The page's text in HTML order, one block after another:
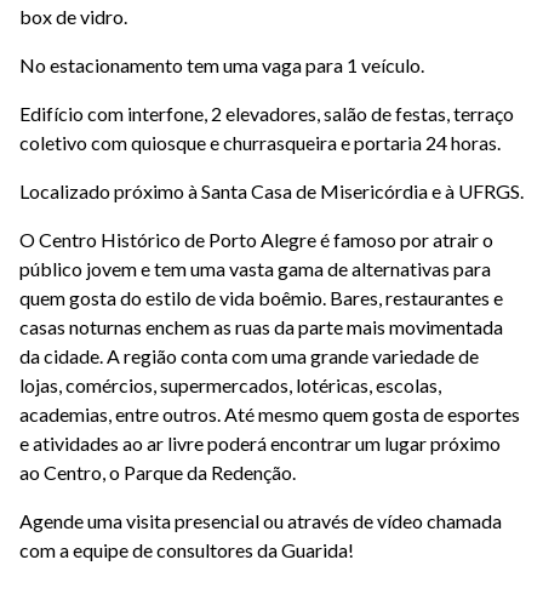
box de vidro.
No estacionamento tem uma vaga para 1 veículo.
Edifício com interfone, 2 elevadores, salão de festas, terraço
coletivo com quiosque e churrasqueira e portaria 24 horas.
Localizado próximo à Santa Casa de Misericórdia e à UFRGS.
O Centro Histórico de Porto Alegre é famoso por atrair o
público jovem e tem uma vasta gama de alternativas para
quem gosta do estilo de vida boêmio. Bares, restaurantes e
casas noturnas enchem as ruas da parte mais movimentada
da cidade. A região conta com uma grande variedade de
lojas, comércios, supermercados, lotéricas, escolas,
academias, entre outros. Até mesmo quem gosta de esportes
e atividades ao ar livre poderá encontrar um lugar próximo
ao Centro, o Parque da Redenção.
Agende uma visita presencial ou através de vídeo chamada
com a equipe de consultores da Guarida!